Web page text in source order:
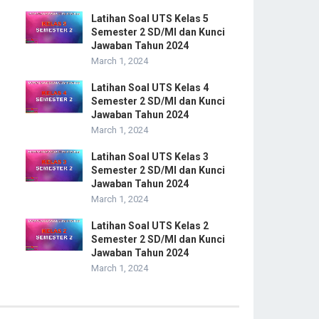
Latihan Soal UTS Kelas 5
Semester 2 SD/MI dan Kunci
Jawaban Tahun 2024
March 1, 2024
Latihan Soal UTS Kelas 4
Semester 2 SD/MI dan Kunci
Jawaban Tahun 2024
March 1, 2024
Latihan Soal UTS Kelas 3
Semester 2 SD/MI dan Kunci
Jawaban Tahun 2024
March 1, 2024
Latihan Soal UTS Kelas 2
Semester 2 SD/MI dan Kunci
Jawaban Tahun 2024
March 1, 2024